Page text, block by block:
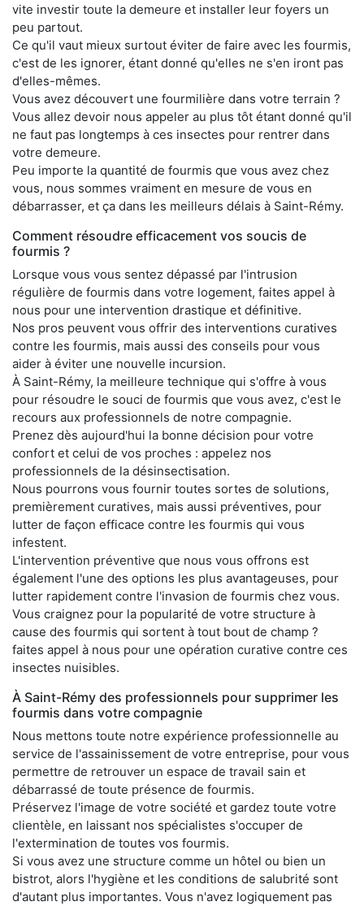
vite investir toute la demeure et installer leur foyers un
peu partout.
Ce qu'il vaut mieux surtout éviter de faire avec les fourmis,
c'est de les ignorer, étant donné qu'elles ne s'en iront pas
d'elles-mêmes.
Vous avez découvert une fourmilière dans votre terrain ?
Vous allez devoir nous appeler au plus tôt étant donné qu'il
ne faut pas longtemps à ces insectes pour rentrer dans
votre demeure.
Peu importe la quantité de fourmis que vous avez chez
vous, nous sommes vraiment en mesure de vous en
débarrasser, et ça dans les meilleurs délais à Saint-Rémy.
Comment résoudre efficacement vos soucis de
fourmis ?
Lorsque vous vous sentez dépassé par l'intrusion
régulière de fourmis dans votre logement, faites appel à
nous pour une intervention drastique et définitive.
Nos pros peuvent vous offrir des interventions curatives
contre les fourmis, mais aussi des conseils pour vous
aider à éviter une nouvelle incursion.
À Saint-Rémy, la meilleure technique qui s'offre à vous
pour résoudre le souci de fourmis que vous avez, c'est le
recours aux professionnels de notre compagnie.
Prenez dès aujourd'hui la bonne décision pour votre
confort et celui de vos proches : appelez nos
professionnels de la désinsectisation.
Nous pourrons vous fournir toutes sortes de solutions,
premièrement curatives, mais aussi préventives, pour
lutter de façon efficace contre les fourmis qui vous
infestent.
L'intervention préventive que nous vous offrons est
également l'une des options les plus avantageuses, pour
lutter rapidement contre l'invasion de fourmis chez vous.
Vous craignez pour la popularité de votre structure à
cause des fourmis qui sortent à tout bout de champ ?
faites appel à nous pour une opération curative contre ces
insectes nuisibles.
À Saint-Rémy des professionnels pour supprimer les
fourmis dans votre compagnie
Nous mettons toute notre expérience professionnelle au
service de l'assainissement de votre entreprise, pour vous
permettre de retrouver un espace de travail sain et
débarrassé de toute présence de fourmis.
Préservez l'image de votre société et gardez toute votre
clientèle, en laissant nos spécialistes s'occuper de
l'extermination de toutes vos fourmis.
Si vous avez une structure comme un hôtel ou bien un
bistrot, alors l'hygiène et les conditions de salubrité sont
d'autant plus importantes. Vous n'avez logiquement pas